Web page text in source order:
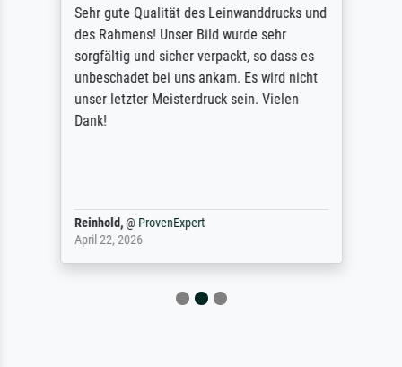
Sehr gute Qualität des Leinwanddrucks und
des Rahmens! Unser Bild wurde sehr
sorgfältig und sicher verpackt, so dass es
unbeschadet bei uns ankam. Es wird nicht
unser letzter Meisterdruck sein. Vielen
Dank!
Reinhold,@ ProvenExpert
April 22, 2026